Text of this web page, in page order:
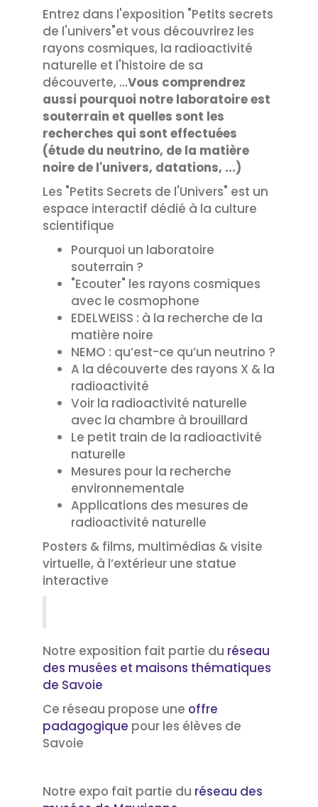
Entrez dans l'exposition "Petits secrets
de l'univers"et vous découvrirez les
rayons cosmiques, la radioactivité
naturelle et l'histoire de sa
découverte, ...Vous comprendrez
aussi pourquoi notre laboratoire est
souterrain et quelles sont les
recherches qui sont effectuées
(étude du neutrino, de la matière
noire de l'univers, datations, ...)
Les "Petits Secrets de l'Univers" est un
espace interactif dédié à la culture
scientifique
Pourquoi un laboratoire
souterrain ?
"Ecouter" les rayons cosmiques
avec le cosmophone
EDELWEISS : à la recherche de la
matière noire
NEMO : qu’est-ce qu’un neutrino ?
A la découverte des rayons X & la
radioactivité
Voir la radioactivité naturelle
avec la chambre à brouillard
Le petit train de la radioactivité
naturelle
Mesures pour la recherche
environnementale
Applications des mesures de
radioactivité naturelle
Posters & films, multimédias & visite
virtuelle, à l’extérieur une statue
interactive
Notre exposition fait partie du réseau
des musées et maisons thématiques
de Savoie
Ce réseau propose une offre
padagogique pour les élèves de
Savoie
Notre expo fait partie du réseau des